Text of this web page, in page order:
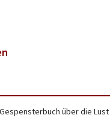
über die Lust